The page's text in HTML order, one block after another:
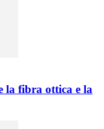
la fibra ottica e la